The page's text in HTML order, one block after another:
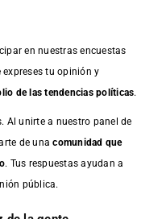
en nuestras encuestas
tu opinión y
de las tendencias políticas.
Al unirte a nuestro panel de
de unacomunidad que
. Tus respuestas ayudan a
pública.